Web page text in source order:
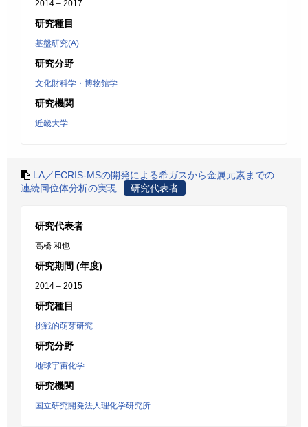
2014 – 2017
研究種目
基盤研究(A)
研究分野
文化財科学・博物館学
研究機関
近畿大学
LA／ECRIS-MSの開発による希ガスから金属元素までの
連続同位体分析の実現
研究代表者
研究代表者
高橋 和也
研究期間 (年度)
2014 – 2015
研究種目
挑戦的萌芽研究
研究分野
地球宇宙化学
研究機関
国立研究開発法人理化学研究所